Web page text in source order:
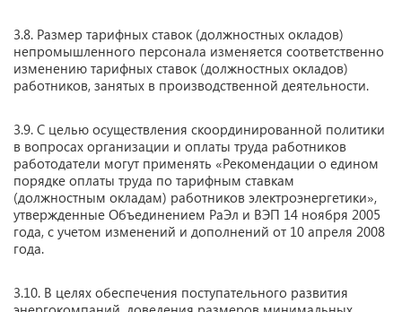
3.8. Размер тарифных ставок (должностных окладов)
непромышленного персонала изменяется соответственно
изменению тарифных ставок (должностных окладов)
работников, занятых в производственной деятельности.
3.9. С целью осуществления скоординированной политики
в вопросах организации и оплаты труда работников
работодатели могут применять «Рекомендации о едином
порядке оплаты труда по тарифным ставкам
(должностным окладам) работников электроэнергетики»,
утвержденные Объединением РаЭл и ВЭП 14 ноября 2005
года, с учетом изменений и дополнений от 10 апреля 2008
года.
3.10. В целях обеспечения поступательного развития